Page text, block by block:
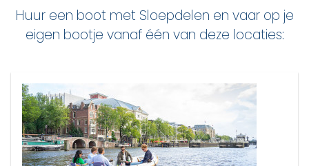
Huur een boot met Sloepdelen en vaar op je
eigen bootje vanaf één van deze locaties: